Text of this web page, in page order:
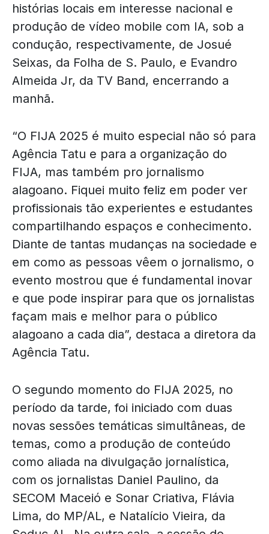
histórias locais em interesse nacional e
produção de vídeo mobile com IA, sob a
condução, respectivamente, de Josué
Seixas, da Folha de S. Paulo, e Evandro
Almeida Jr, da TV Band, encerrando a
manhã.
“O FIJA 2025 é muito especial não só para
Agência Tatu e para a organização do
FIJA, mas também pro jornalismo
alagoano. Fiquei muito feliz em poder ver
profissionais tão experientes e estudantes
compartilhando espaços e conhecimento.
Diante de tantas mudanças na sociedade e
em como as pessoas vêem o jornalismo, o
evento mostrou que é fundamental inovar
e que pode inspirar para que os jornalistas
façam mais e melhor para o público
alagoano a cada dia”, destaca a diretora da
Agência Tatu.
O segundo momento do FIJA 2025, no
período da tarde, foi iniciado com duas
novas sessões temáticas simultâneas, de
temas, como a produção de conteúdo
como aliada na divulgação jornalística,
com os jornalistas Daniel Paulino, da
SECOM Maceió e Sonar Criativa, Flávia
Lima, do MP/AL, e Natalício Vieira, da